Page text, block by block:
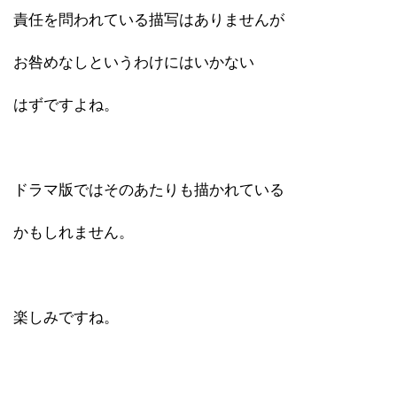
責任を問われている描写はありませんが
お咎めなしというわけにはいかない
はずですよね。
ドラマ版ではそのあたりも描かれている
かもしれません。
楽しみですね。